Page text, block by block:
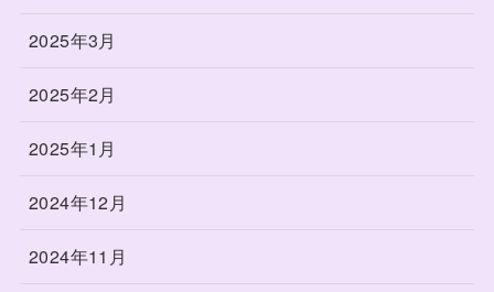
2025年3月
2025年2月
2025年1月
2024年12月
2024年11月